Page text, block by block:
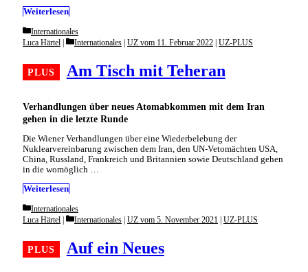
Weiterlesen
Categories
Internationales
Verhandlungen über neues Atomabkommen mit dem Iran
gehen in die letzte Runde
Am Tisch mit Teheran
Luca Härtel Categories
Internationales | UZ vom 11. Februar 2022 | UZ-PLUS
Die Wiener Verhandlungen über eine Wiederbelebung der
Nuklearvereinbarung zwischen dem Iran, den UN-Vetomächten USA,
China, Russland, Frankreich und Britannien sowie Deutschland gehen
in die womöglich …
Weiterlesen
Categories
Internationales
Auf ein Neues
Luca Härtel Categories
Internationales UZ vom 5. November 2021 UZ-PLUS